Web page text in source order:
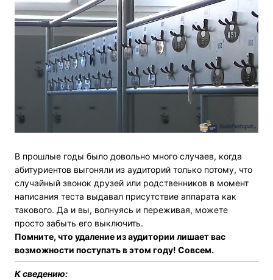
В прошлые годы было довольно много случаев, когда
абитуриентов выгоняли из аудиторий только потому, что
случайный звонок друзей или родственников в момент
написания теста выдавал присутствие аппарата как
такового. Да и вы, волнуясь и переживая, можете
просто забыть его выключить.
Помните, что удаление из аудитории лишает вас
возможности поступать в этом году! Совсем.
К сведению: